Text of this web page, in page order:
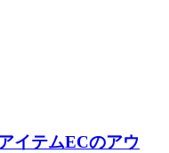
イテムECのアウ